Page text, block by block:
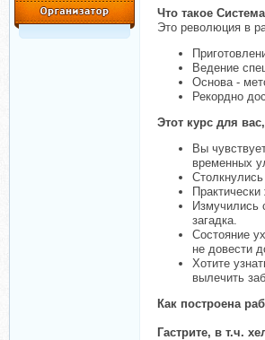
Что такое
Это революция в
Ведение
Основа -
Рекордно
Этот курс для
Вы
временных
Измучились
загадка.
Состояние
не довести
Хотите
вылечить
Как построена
Гастрите, в т.ч.